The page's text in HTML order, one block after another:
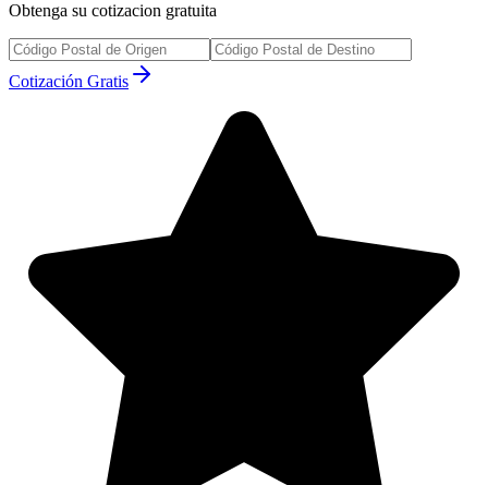
Obtenga su cotizacion gratuita
Cotización Gratis